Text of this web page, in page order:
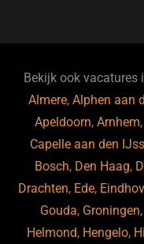
b
o
o
k
ky dI
n
Bekijk ook vacatures
Almere,Alphen aan
Apeldoorn,Arnhem
Capelle aan den
Bosch, Den Haag,
Drachten, Ede,
Gouda, Groningen,
Helmond, Hengelo,